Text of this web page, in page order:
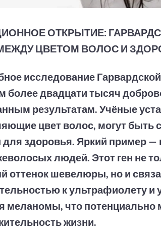
ОТКРЫТИЕ:
ЦВЕТОМ ВОЛОС И
исследование
более двадцати тысяч
результатам. Учёные
цвет волос, могут быть
для здоровья. Яркий пример —
людей. Этот ген не
оттенок шевелюры, но и
к ультрафиолету
меланомы, что потенциально
жизни.